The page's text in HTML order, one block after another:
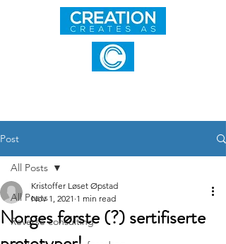
Post
All Posts
Reverse consulting
All Posts
Norges første (?) sertifiserte
Kristoffer Løset Øpstad
Nov 1, 2021 1 min read